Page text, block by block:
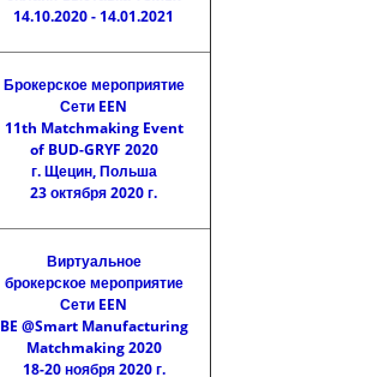
14.10.2020 - 14.01.2021
Брокерское мероприятие
Сети EEN
11th Matchmaking Event
of BUD-GRYF 2020
г. Щецин, Польша
23 октября 2020 г.
Виртуальное
брокерское мероприятие
Сети EEN
BE @Smart Manufacturing
Matchmaking 2020
18-20 ноября 2020 г.